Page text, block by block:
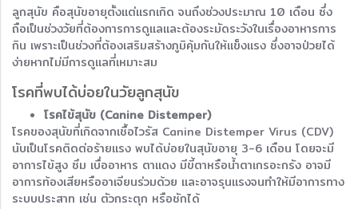
ลูกสุนัข คือสุนัขอายุตั้งแต่แรกเกิด จนถึงช่วงประมาณ 10 เดือน ซึ่ง
ถือเป็นช่วงวัยที่ต้องการการดูแลและต้องระมัดระวังในเรื่องอาหารการ
กิน เพราะเป็นช่วงที่ต้องเสริมสร้างภูมิคุ้มกันให้แข็งแรง ซึ่งอาจป่วยได้
ง่ายหากไม่มีการดูแลที่เหมาะสม
โรคที่พบได้บ่อยในวัยลูกสุนัข
โรคไข้สุนัข (Canine Distemper)
โรคของสุนัขที่เกิดจากเชื้อไวรัส Canine Distemper Virus (CDV)
นับเป็นโรคติดต่อร้ายแรง พบได้บ่อยในสุนัขอายุ 3-6 เดือน โดยจะมี
อาการไข้สูง ซึม เบื่ออาหาร ตาแดง มีขี้ตาหรือน้ำตาเกรอะกรัง อาจมี
อาการท้องเสียหรืออาเจียนร่วมด้วย และอาจรุนแรงจนทำให้มีอาการทาง
ระบบประสาท เช่น ตัวกระตุก หรือชักได้